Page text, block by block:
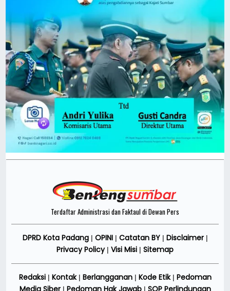
Terdaftar Administrasi dan Faktaul di Dewan Pers
DPRD Kota Padang| OPINI Catatan BY| Disclaimer|
Privacy Policy| Visi Misi Sitemap
Redaksi| Kontak| Berlangganan| Kode Etik| Pedoman
Media Siber| Pedoman Hak Jawab| SOP Perlindungan